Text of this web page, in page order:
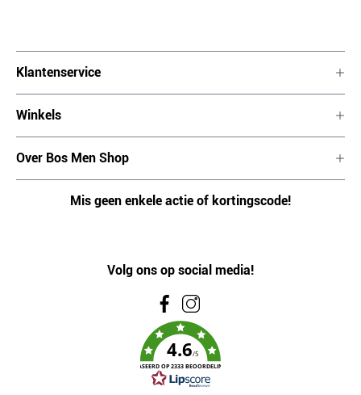
Klantenservice
Winkels
Over Bos Men Shop
Mis geen enkele actie of kortingscode!
Volg ons op social media!
4.6/5
GEBASEERD OP 2333 BEOORDELINGEN